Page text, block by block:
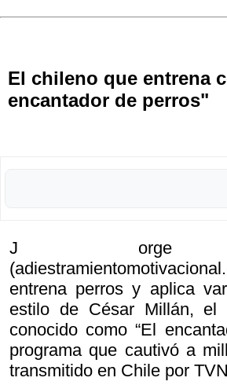
El chileno que entrena
encantador de perros"
J orge
entrena perros y aplica
estilo de César Millán, el
conocido como “El
programa que cautivó a
transmitido en Chile por